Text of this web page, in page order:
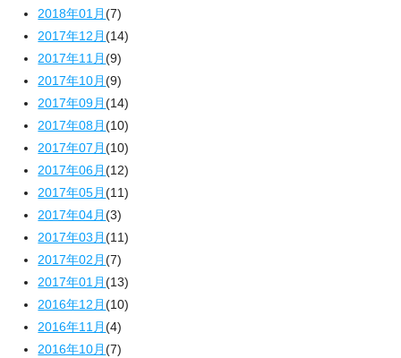
2018年01月(7)
2017年12月(14)
2017年11月(9)
2017年10月(9)
2017年09月(14)
2017年08月(10)
2017年07月(10)
2017年06月(12)
2017年05月(11)
2017年04月(3)
2017年03月(11)
2017年02月(7)
2017年01月(13)
2016年12月(10)
2016年11月(4)
2016年10月(7)